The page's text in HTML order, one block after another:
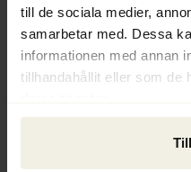
till de sociala medier,
samarbetar med. Dessa
informationen med annan
tillhandahållit eller som de
Växel +46 33 22 28 50
Bakgrund
Jurist, Ackordscentralen